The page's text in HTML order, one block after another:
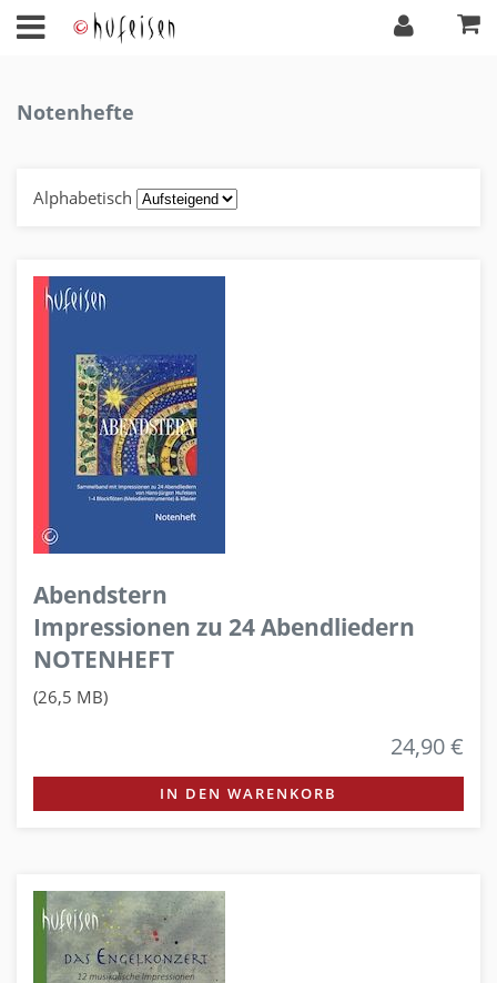
Notenhefte
Alphabetisch
Abendstern
Impressionen zu 24 Abendliedern
NOTENHEFT
(26,5 MB)
24,90 €
IN DEN WARENKORB